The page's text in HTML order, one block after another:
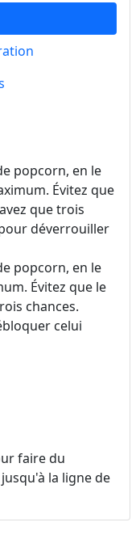
popcorn, en le
Évitez que
que trois
déverrouiller
popcorn, en le
Évitez que le
chances.
celui
faire du
la ligne de